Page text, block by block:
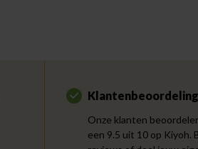
Klantenbeoordeling
Onze klanten
een 9.5 uit 10 op Kiyoh.